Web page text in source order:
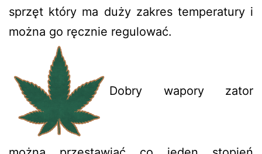
sprzęt który ma duży zakres temperatury i
można go ręcznie regulować.
Dobry wapory zator